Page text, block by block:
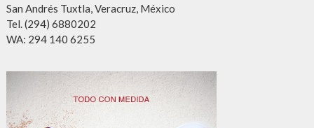
San Andrés Tuxtla, Veracruz, México
Tel. (294) 6880202
WA: 294 140 6255